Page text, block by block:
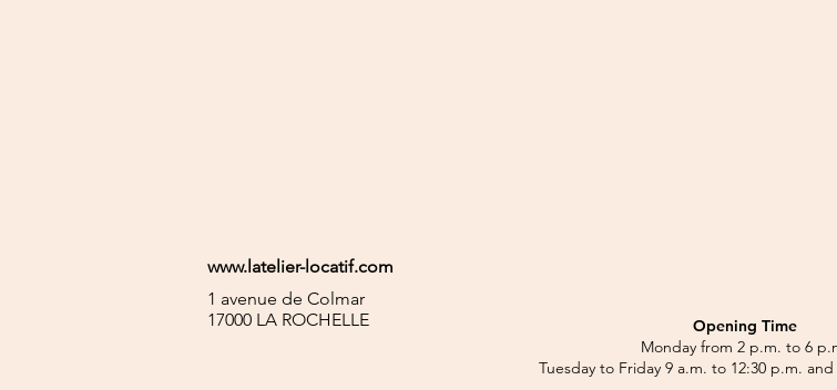
www.latelier-locatif.com
1 avenue de Colmar
17000 LA ROCHELLE
Opening Time
Monday from 2 p.m. to 6
Tuesday to Friday 9 a.m. to 12:30 p.m.